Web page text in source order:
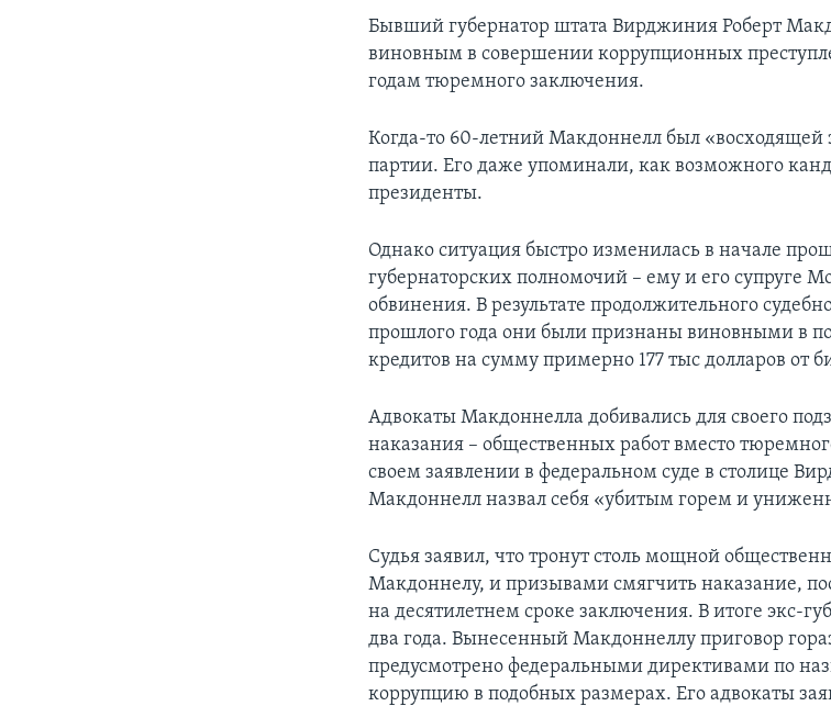
Бывший губернатор штата Вирджиния Роберт
виновным в совершении коррупционных
годам тюремного заключения.
Когда-то 60-летний Макдоннелл был «восходящей
партии. Его даже упоминали, как возможного
президенты.
Однако ситуация быстро изменилась в начале
губернаторских полномочий – ему и его супруге
обвинения. В результате продолжительного
прошлого года они были признаны виновными в
кредитов на сумму примерно 177 тыс долларов от
Адвокаты Макдоннелла добивались для своего
наказания – общественных работ вместо
своем заявлении в федеральном суде в столице
Макдоннелл назвал себя «убитым горем и
Судья заявил, что тронут столь мощной
Макдоннелу, и призывами смягчить наказание,
на десятилетнем сроке заключения. В итоге экс-
два года. Вынесенный Макдоннеллу приговор
предусмотрено федеральными директивами по
коррупцию в подобных размерах. Его адвокаты